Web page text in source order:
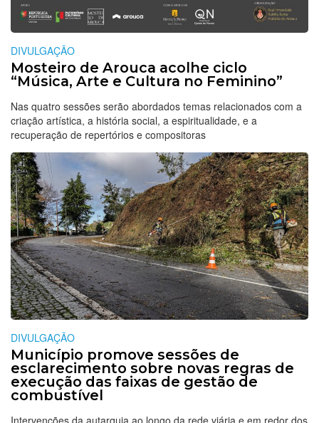
DIVULGAÇÃO
Mosteiro de Arouca acolhe ciclo
“Música, Arte e Cultura no Feminino”
Nas quatro sessões serão abordados temas relacionados com a
criação artística, a história social, a espiritualidade, e a
recuperação de repertórios e compositoras
DIVULGAÇÃO
Município promove sessões de
esclarecimento sobre novas regras de
execução das faixas de gestão de
combustível